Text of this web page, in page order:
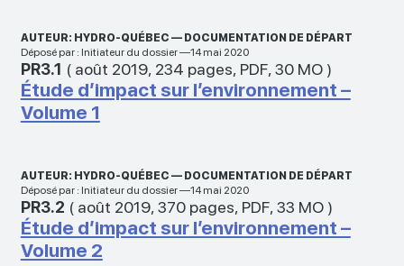
AUTEUR: HYDRO-QUÉBEC — DOCUMENTATION DE DÉPART
Déposé par : Initiateur du dossier —14 mai 2020
PR3.1 ( août 2019, 234 pages, PDF, 30 MO)
Étude d’impact sur l’environnement –
Volume 1
AUTEUR: HYDRO-QUÉBEC — DOCUMENTATION DE DÉPART
Déposé par : Initiateur du dossier —14 mai 2020
PR3.2 ( août 2019, 370 pages, PDF, 33 MO)
Étude d’impact sur l’environnement –
Volume 2